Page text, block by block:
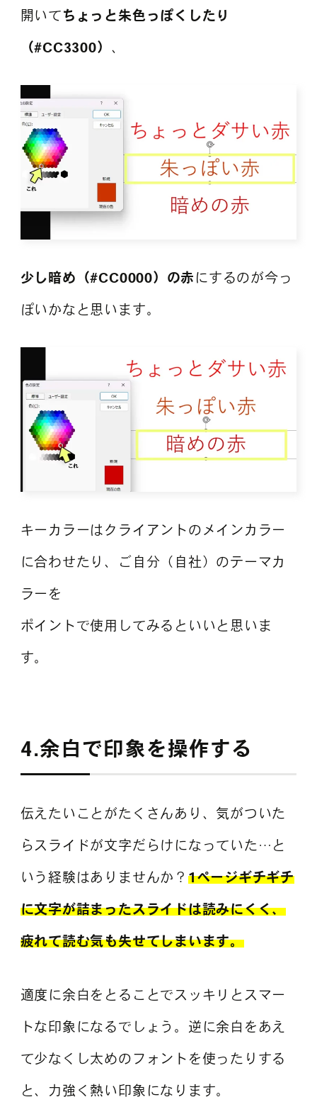
開いて ちょっと朱色っぽくしたり
（#CC3300） 、
少し暗め（#CC0000）の赤 にするのが今っ
ぽいかなと思います。
キーカラーはクライアントのメインカラー
に合わせたり、ご自分（自社）のテーマカ
ラーを
ポイントで使用してみるといいと思いま
す。
4.余白で印象を操作する
伝えたいことがたくさんあり、気がついた
らスライドが文字だらけになっていた…と
いう経験はありませんか？ 1ページギチギチ
に文字が詰まったスライドは読みにくく、
疲れて読む気も失せてしまいます。
適度に余白をとることでスッキリとスマー
トな印象になるでしょう。逆に余白をあえ
て少なくし太めのフォントを使ったりする
と、力強く熱い印象になります。